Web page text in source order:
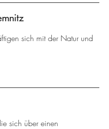
sich mit der Natur und
sich über einen